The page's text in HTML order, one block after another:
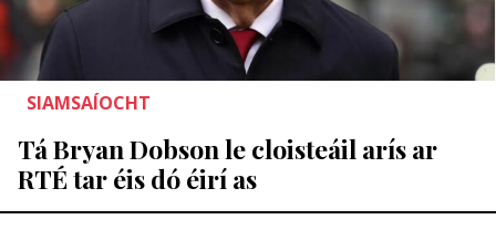
SIAMSAÍOCHT
Tá Bryan Dobson le cloisteáil arís ar
RTÉ tar éis dó éirí as